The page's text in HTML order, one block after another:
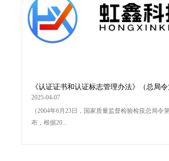
《认证证书和认证标志管理办法》（总局
号，根据总局令第162号修订）
2025-04-07
（2004年6月23日，国家质量监督检验检疫总局令
布，根据20...